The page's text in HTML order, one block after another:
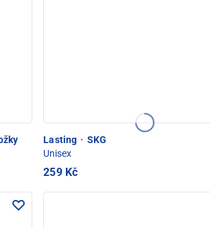
Lasting · SKG
Unisex
259 Kč